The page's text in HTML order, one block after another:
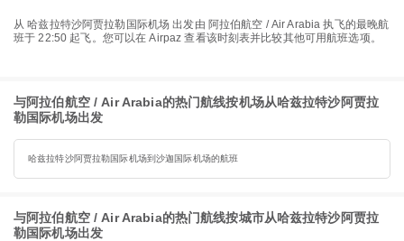
从 哈兹拉特沙阿贾拉勒国际机场 出发由 阿拉伯航空 / Air Arabia 执飞的最晚航
班于 22:50 起飞。您可以在 Airpaz 查看该时刻表并比较其他可用航班选项。
与阿拉伯航空 / Air Arabia的热门航线按机场从哈兹拉特沙阿贾拉
勒国际机场出发
哈兹拉特沙阿贾拉勒国际机场到沙迦国际机场的航班
与阿拉伯航空 / Air Arabia的热门航线按城市从哈兹拉特沙阿贾拉
勒国际机场出发